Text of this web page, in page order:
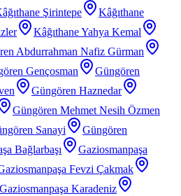
Şirintepe
Kâğıthane
Kâğıthane Yahya Kemal
Abdurrahman Nafiz Gürman
Gençosman
Güngören
Güngören Haznedar
Güngören Mehmet Nesih Özmen
Sanayi
Güngören
Bağlarbaşı
Gaziosmanpaşa
Fevzi Çakmak
Gaziosmanpaşa Karadeniz